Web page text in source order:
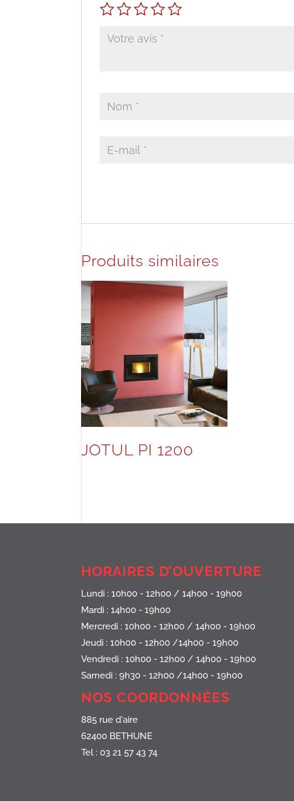
Produits similaires
JOTUL PI 1200
HORAIRES D’OUVERTURE
Lundi : 10h00 - 12h00 / 14h00 - 19h00
Mardi : 14h00 - 19h00
Mercredi : 10h00 - 12h00 / 14h00 - 19h00
Jeudi : 10h00 - 12h00 /14h00 - 19h00
Vendredi : 10h00 - 12h00 / 14h00 - 19h00
Samedi : 9h30 - 12h00 /14h00 - 19h00
NOS COORDONNÉES
885 rue d'aire
62400 BETHUNE
Tel : 03 21 57 43 74